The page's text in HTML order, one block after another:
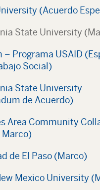
(Acuerdo
State University
– Programa USAID
Social)
State University
de Acuerdo)
Area Community
Marco)
de El Paso (Marco)
Mexico University